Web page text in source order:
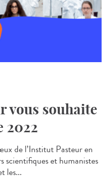
vous souhaite
2022
de l’Institut Pasteur en
scientifiques et humanistes
les...